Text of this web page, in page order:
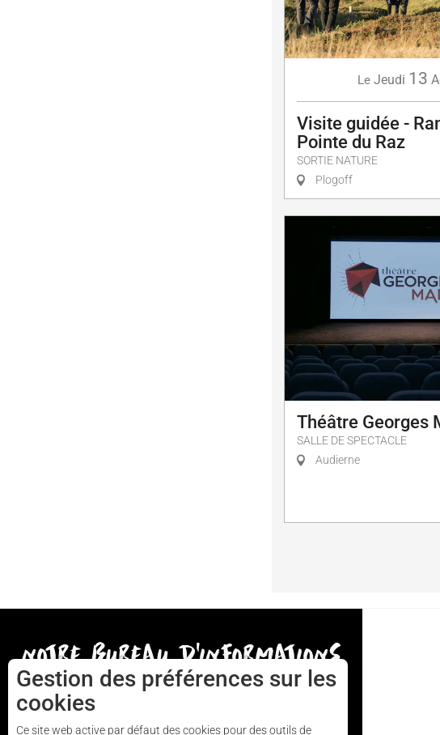
Le Jeudi 13
Visite guidée -
Pointe du Raz
SORTIE NATURE
Plogoff
Théâtre Georges
SALLE DE SPECTACLE
Audierne
notre bureau d'informations
Gestion des préférences sur les
cookies
Ce site web active par défaut des cookies pour des outils de